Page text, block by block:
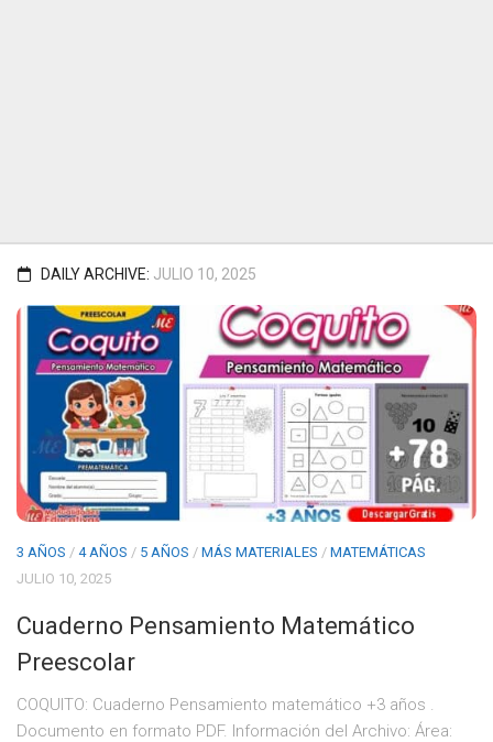
DAILY ARCHIVE: JULIO 10, 2025
3 AÑOS / 4 AÑOS / 5 AÑOS / MÁS MATERIALES / MATEMÁTICAS
JULIO 10, 2025
Cuaderno Pensamiento Matemático
Preescolar
COQUITO: Cuaderno Pensamiento matemático +3 años .
Documento en formato PDF. Información del Archivo: Área: